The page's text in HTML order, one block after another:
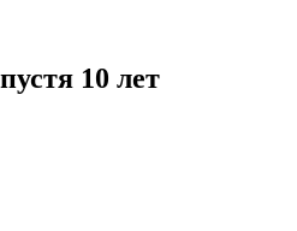
10 лет